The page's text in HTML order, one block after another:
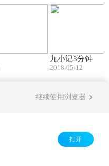
九小记3分钟
2018-05-12
继续使用浏览器
打开